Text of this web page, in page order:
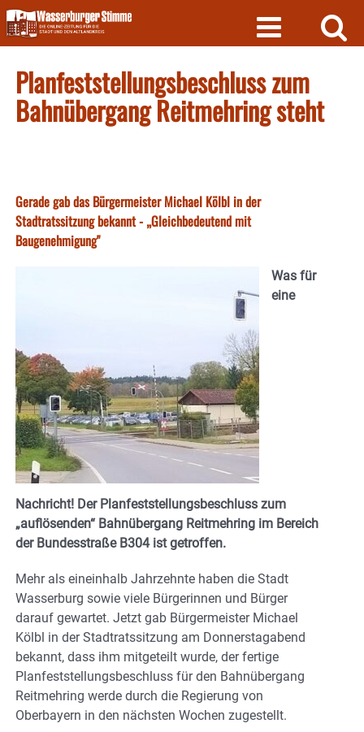
Skip
to
content
Planfeststellungsbeschluss zum
Bahnübergang Reitmehring steht
Gerade gab das Bürgermeister Michael Kölbl in der
Stadtratssitzung bekannt - „Gleichbedeutend mit
Baugenehmigung"
Was für
eine
Nachricht! Der Planfeststellungsbeschluss zum
„auflösenden“ Bahnübergang Reitmehring im Bereich
der Bundesstraße B304 ist getroffen.
Mehr als eineinhalb Jahrzehnte haben die Stadt
Wasserburg sowie viele Bürgerinnen und Bürger
darauf gewartet. Jetzt gab Bürgermeister Michael
Kölbl in der Stadtratssitzung am Donnerstagabend
bekannt, dass ihm mitgeteilt wurde, der fertige
Planfeststellungsbeschluss für den Bahnübergang
Reitmehring werde durch die Regierung von
Oberbayern in den nächsten Wochen zugestellt.